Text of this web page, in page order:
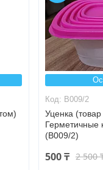
B009/2
Уценка
Герметичные
(B009/2)
500 ₸ 2 500